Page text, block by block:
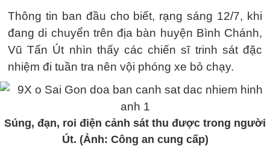
Thông tin ban đầu cho biết, rạng sáng 12/7, khi
đang di chuyển trên địa bàn huyện Bình Chánh,
Vũ Tấn Út nhìn thấy các chiến sĩ trinh sát đặc
nhiệm đi tuần tra nên vội phóng xe bỏ chạy.
Súng, đạn, roi điện cảnh sát thu được trong người
Út. (Ảnh: Công an cung cấp)